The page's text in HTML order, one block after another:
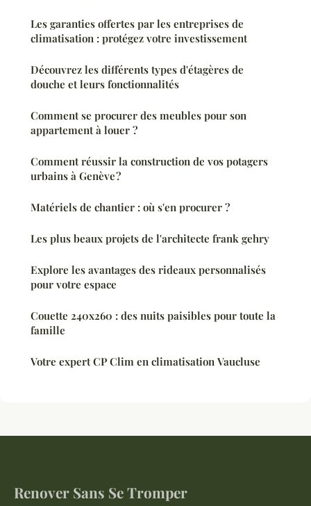
Les garanties offertes par les entreprises de
climatisation : protégez votre investissement
Découvrez les différents types d'étagères de
douche et leurs fonctionnalités
Comment se procurer des meubles pour son
appartement à louer ?
Comment réussir la construction de vos potagers
urbains à Genève ?
Matériels de chantier : où s'en procurer ?
Les plus beaux projets de l'architecte frank gehry
Explore les avantages des rideaux personnalisés
pour votre espace
Couette 240x260 : des nuits paisibles pour toute la
famille
Votre expert CP Clim en climatisation Vaucluse
Renover Sans Se Tromper